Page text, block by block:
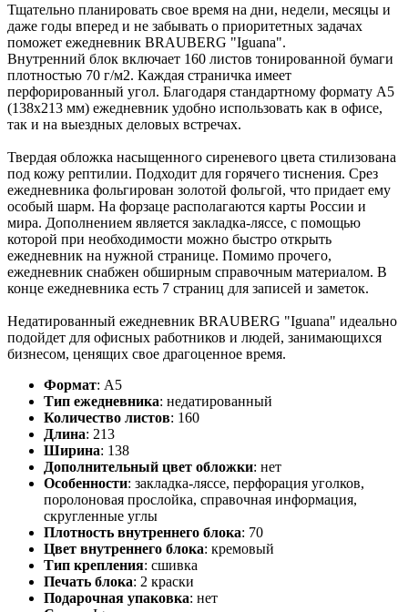
Тщательно планировать свое время на дни, недели, месяцы и
даже годы вперед и не забывать о приоритетных задачах
поможет ежедневник BRAUBERG "Iguana".
Внутренний блок включает 160 листов тонированной бумаги
плотностью 70 г/м2. Каждая страничка имеет
перфорированный угол. Благодаря стандартному формату А5
(138х213 мм) ежедневник удобно использовать как в офисе,
так и на выездных деловых встречах.
Твердая обложка насыщенного сиреневого цвета стилизована
под кожу рептилии. Подходит для горячего тиснения. Срез
ежедневника фольгирован золотой фольгой, что придает ему
особый шарм. На форзаце располагаются карты России и
мира. Дополнением является закладка-ляссе, с помощью
которой при необходимости можно быстро открыть
ежедневник на нужной странице. Помимо прочего,
ежедневник снабжен обширным справочным материалом. В
конце ежедневника есть 7 страниц для записей и заметок.
Недатированный ежедневник BRAUBERG "Iguana" идеально
подойдет для офисных работников и людей, занимающихся
бизнесом, ценящих свое драгоценное время.
Формат: А5
Тип ежедневника: недатированный
Количество листов: 160
Длина: 213
Ширина: 138
Дополнительный цвет обложки: нет
Особенности: закладка-ляссе, перфорация уголков,
поролоновая прослойка, справочная информация,
скругленные углы
Плотность внутреннего блока: 70
Цвет внутреннего блока: кремовый
Тип крепления: сшивка
Печать блока: 2 краски
Подарочная упаковка: нет